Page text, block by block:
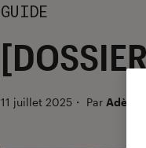
GUIDE
11 juillet 2025 ・ Par Adèle